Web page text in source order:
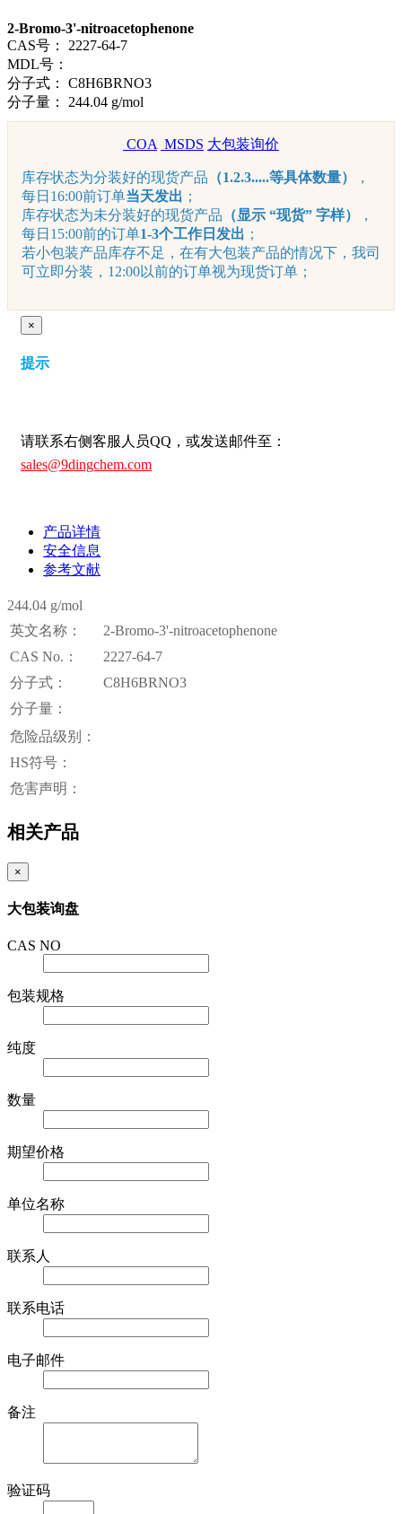
2-Bromo-3'-nitroacetophenone
CAS号：
2227-64-7
MDL号：
分子式：
C8H6BRNO3
分子量：
244.04 g/mol
COA MSDS 大包装询价
库存状态为分装好的现货产品 （1.2.3.....等具体数量）
，
每日16:00前订单当天发出 ；
库存状态为未分装好的现货产品 （显示 “现货” 字样）
，
每日15:00前的订单1-3个工作日发出 ；
若小包装产品库存不足，在有大包装产品的情况下，我司
可立即分装，12:00以前的订单视为现货订单；
×
提示
请联系右侧客服人员QQ，或发送邮件至：
sales@9dingchem.com
产品详情
安全信息
参考文献
244.04 g/mol
英文名称：
2-Bromo-3'-nitroacetophenone
CAS No.：
2227-64-7
分子式：
C8H6BRNO3
分子量：
危险品级别：
HS符号：
危害声明：
相关产品
×
大包装询盘
CAS NO
包装规格
纯度
数量
期望价格
单位名称
联系人
联系电话
电子邮件
备注
验证码